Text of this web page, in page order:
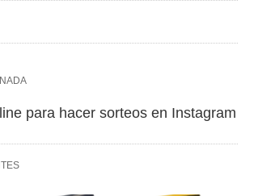
para hacer sorteos en Instagram